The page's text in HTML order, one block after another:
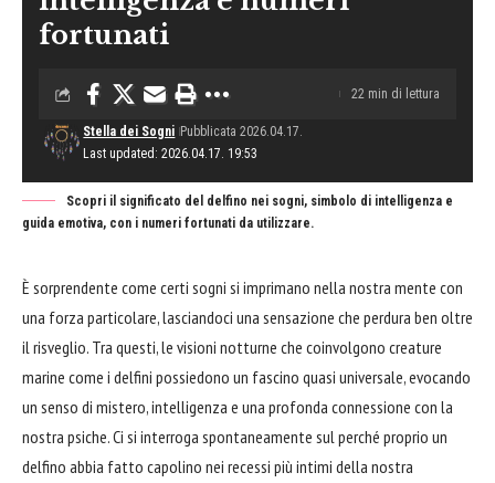
fortunati
Last updated: 2026.04.17. 19:53
Stella dei Sogni Pubblicata 2026.04.17.
22 min di lettura
Scopri il significato del delfino nei sogni, simbolo di intelligenza e
guida emotiva, con i numeri fortunati da utilizzare.
È sorprendente come certi sogni si imprimano nella nostra mente con
una forza particolare, lasciandoci una sensazione che perdura ben oltre
il risveglio. Tra questi, le visioni notturne che coinvolgono creature
marine come i delfini possiedono un fascino quasi universale, evocando
un senso di mistero, intelligenza e una profonda connessione con la
nostra psiche. Ci si interroga spontaneamente sul perché proprio un
delfino abbia fatto capolino nei recessi più intimi della nostra